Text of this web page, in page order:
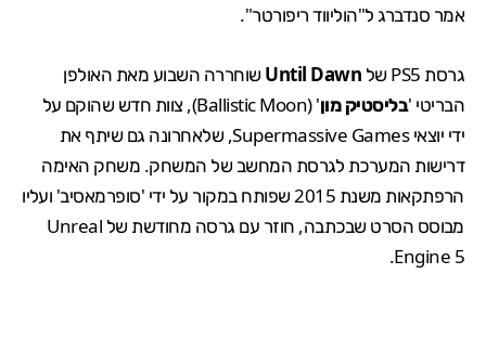
אמר סנדברג ל"הוליווד ריפורטר".
גרסת PS5 של Until Dawn שוחררה השבוע מאת האולפן
הבריטי 'בליסטיק מון' (
Ballistic Moon), צוות חדש שהוקם על
ידי יוצאיSupermassive Games, שלאחרונה גם שיתף את
דרישות המערכת לגרסת המחשב של המשחק. משחק האימה
הרפתקאות משנת 2015 שפותח במקור על ידי 'סופרמאסיב' ועליו
מבוסס הסרט שבכתבה, חוזר עם גרסה מחודשת של Unreal
Engine 5
.